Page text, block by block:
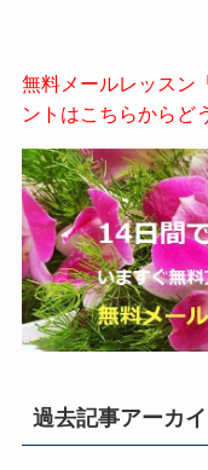
無料メールレッスン
ントはこちらからど
過去記事アーカ